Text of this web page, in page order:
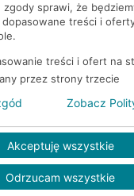
Bankomat
Plater
Bankomat
Cash)
Plater
Bankomat
Cash)
41 Bankomat
zgody sprawi, że
treści i
treści i ofert na
przez strony trzecie
Akceptuję wszystkie
Odrzucam wszystkie
Zobacz